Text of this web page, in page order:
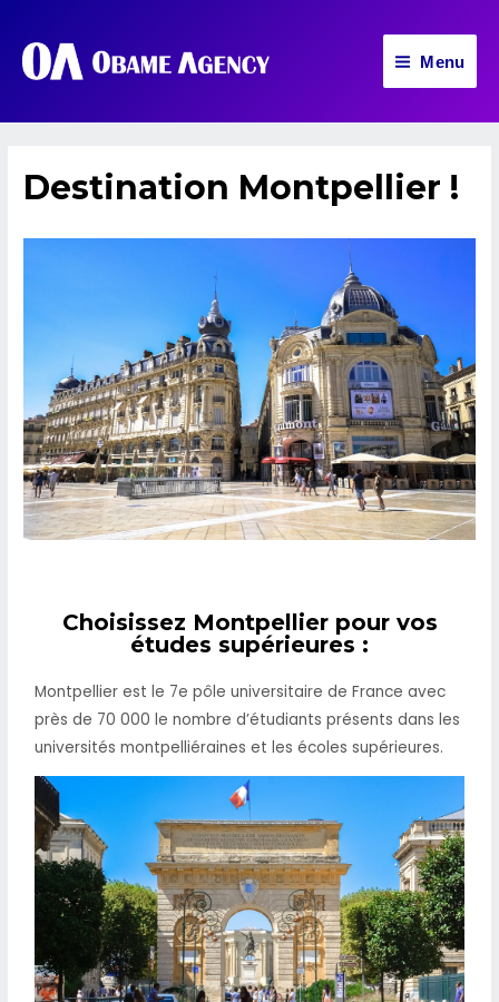
contenu
Menu
Menu
Destination Montpellier !
Choisissez Montpellier pour vos
études supérieures :
Montpellier est le 7e pôle universitaire de France avec
près de 70 000 le nombre d’étudiants présents dans les
universités montpelliéraines et les écoles supérieures.